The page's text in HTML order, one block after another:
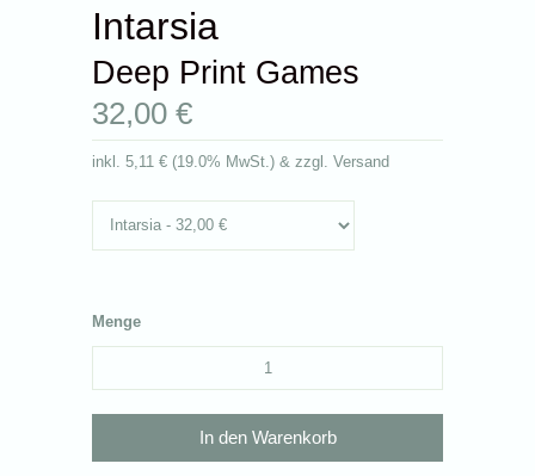
Intarsia
Deep Print Games
32,00 €
inkl.5,11 € (19.0% MwSt.) & zzgl. Versand
Menge